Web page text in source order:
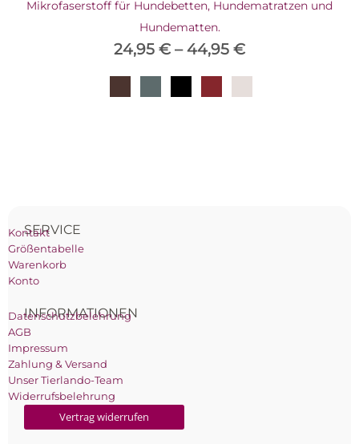
Mikrofaserstoff für Hundebetten, Hundematratzen und
Hundematten.
24,95 € –44,95 €
SERVICE
Kontakt
Größentabelle
Warenkorb
Konto
INFORMATIONEN
Datenschutzbelehrung
AGB
Impressum
Zahlung & Versand
Unser Tierlando-Team
Widerrufsbelehrung
Vertrag widerrufen